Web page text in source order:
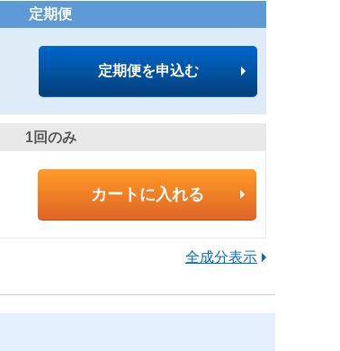
定期便
定期便を申込む
1回のみ
カートに入れる
全成分表示